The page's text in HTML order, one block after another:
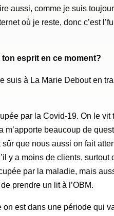
aussi, comme je suis
où je reste, donc c’est
ton esprit en ce moment?
suis à La Marie Debout en
par la Covid-19. On le vit
beaucoup de
que nous aussi on fait
y a moins de clients,
par la maladie, mais
prendre un lit à l’OBM.
est dans une période qui